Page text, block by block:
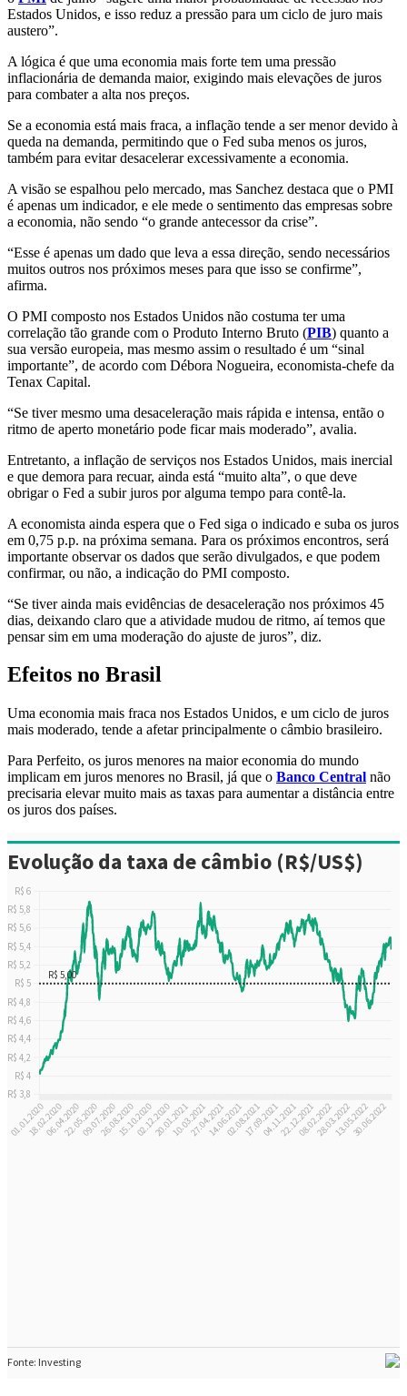
Estados Unidos, e isso reduz a pressão para um ciclo de juro mais
austero”.
A lógica é que uma economia mais forte tem uma pressão
inflacionária de demanda maior, exigindo mais elevações de juros
para combater a alta nos preços.
Se a economia está mais fraca, a inflação tende a ser menor devido à
queda na demanda, permitindo que o Fed suba menos os juros,
também para evitar desacelerar excessivamente a economia.
A visão se espalhou pelo mercado, mas Sanchez destaca que o PMI
é apenas um indicador, e ele mede o sentimento das empresas sobre
a economia, não sendo “o grande antecessor da crise”.
“Esse é apenas um dado que leva a essa direção, sendo necessários
muitos outros nos próximos meses para que isso se confirme”,
afirma.
O PMI composto nos Estados Unidos não costuma ter uma
correlação tão grande com o Produto Interno Bruto (PIB) quanto a
sua versão europeia, mas mesmo assim o resultado é um “sinal
importante”, de acordo com Débora Nogueira, economista-chefe da
Tenax Capital.
“Se tiver mesmo uma desaceleração mais rápida e intensa, então o
ritmo de aperto monetário pode ficar mais moderado”, avalia.
Entretanto, a inflação de serviços nos Estados Unidos, mais inercial
e que demora para recuar, ainda está “muito alta”, o que deve
obrigar o Fed a subir juros por alguma tempo para contê-la.
A economista ainda espera que o Fed siga o indicado e suba os juros
em 0,75 p.p. na próxima semana. Para os próximos encontros, será
importante observar os dados que serão divulgados, e que podem
confirmar, ou não, a indicação do PMI composto.
“Se tiver ainda mais evidências de desaceleração nos próximos 45
dias, deixando claro que a atividade mudou de ritmo, aí temos que
pensar sim em uma moderação do ajuste de juros”, diz.
Efeitos no Brasil
Uma economia mais fraca nos Estados Unidos, e um ciclo de juros
mais moderado, tende a afetar principalmente o câmbio brasileiro.
Para Perfeito, os juros menores na maior economia do mundo
implicam em juros menores no Brasil, já que o Banco Central não
precisaria elevar muito mais as taxas para aumentar a distância entre
os juros dos países.